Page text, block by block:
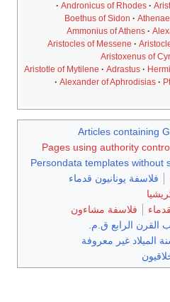
Andronicus of Rhodes
Boethus of Sidon
Ammonius of Athens
Aristocles of Messene
Aristoxenus of
Aristotle of Mytilene
Adrastus
Alexander of Aphrodisias
Articles containing
Pages using authority
Persondata templates without
فلاسفة يونانيون قدماء
فلاسفة مشاءون
القرن الرابع ق.م.
الميلاد غير معروفة